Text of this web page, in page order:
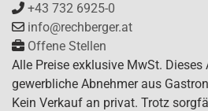
+43 732 6925-0
info@rechberger.at
Offene Stellen
Alle Preise exklusive MwSt.
gewerbliche Abnehmer aus
Kein Verkauf an privat. Trotz